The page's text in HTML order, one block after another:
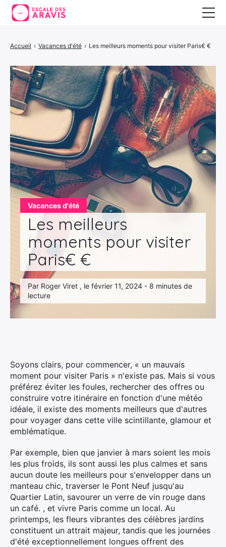
Vacances d'été
Les meilleurs
moments pour visiter
Paris€ €
Par Roger Viret , le février 11, 2024 - 8 minutes de
lecture
Accueil › Vacances d'été › Les meilleurs moments pour visiter Paris€ €
Soyons clairs, pour commencer, « un mauvais
moment pour visiter Paris » n'existe pas. Mais si vous
préférez éviter les foules, rechercher des offres ou
construire votre itinéraire en fonction d'une météo
idéale, il existe des moments meilleurs que d'autres
pour voyager dans cette ville scintillante, glamour et
emblématique.
Par exemple, bien que janvier à mars soient les mois
les plus froids, ils sont aussi les plus calmes et sans
aucun doute les meilleurs pour s'envelopper dans un
manteau chic, traverser le Pont Neuf jusqu'au
Quartier Latin, savourer un verre de vin rouge dans
un café. , et vivre Paris comme un local. Au
printemps, les fleurs vibrantes des célèbres jardins
constituent un attrait majeur, tandis que les journées
d'été exceptionnellement longues offrent des
Vacances en Espagne